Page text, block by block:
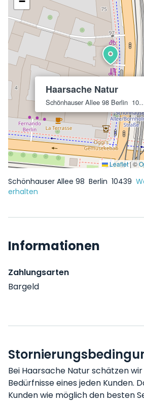
Haarsache Natur
Schönhauser Allee 98 Berlin 10439
Leaflet|©
Schönhauser Allee 98 Berlin 10439
erhalten
Informationen
Zahlungsarten
Bargeld
Bei Haarsache Natur schätzen
Bedürfnisse eines jeden Kunden.
Kunden wie möglich den besten